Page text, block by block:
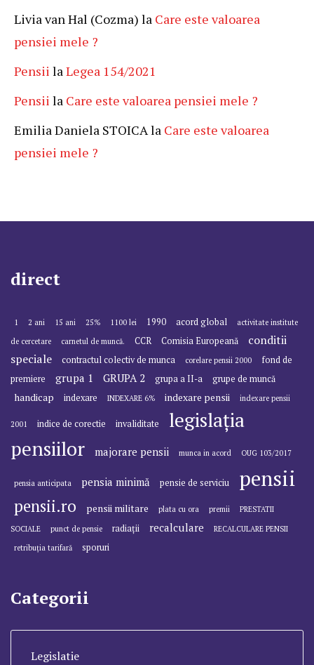
Livia van Hal (Cozma) la Care este valoarea
pensiei mele ?
Pensii laLegea 154/2021
Pensii la Care este valoarea pensiei mele ?
Emilia Daniela STOICAla Care este valoarea
pensiei mele ?
direct
1 2 ani 15 ani 25% 1100 lei 1990 acord global
activitate institute
de cercetare
carnetul de muncă. CCR Comisia Europeană
conditii
speciale
contractul colectiv de munca corelare pensii 2000
fond de
premiere
grupa 1 GRUPA 2 grupa a II-a grupe de muncă
handicap indexare INDEXARE 6% indexare pensii indexare pensii
2001 indice de corectie invaliditate
legislația
pensiilor
majorare pensii munca in acord OUG 103/2017
pensia anticipata pensia minimă pensie de serviciu pensii
pensii.ro pensii militare plata cu ora premii
PRESTATII
SOCIALE
punct de pensie radiații recalculare
RECALCULARE PENSII
retribuția tarifară
sporuri
Categorii
Legislatie